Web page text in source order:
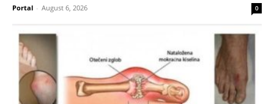
Portal - August 6, 2026 0